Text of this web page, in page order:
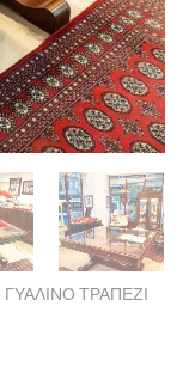
ΓΥΆΛΙΝΟ ΤΡΑΠΕΖΙ